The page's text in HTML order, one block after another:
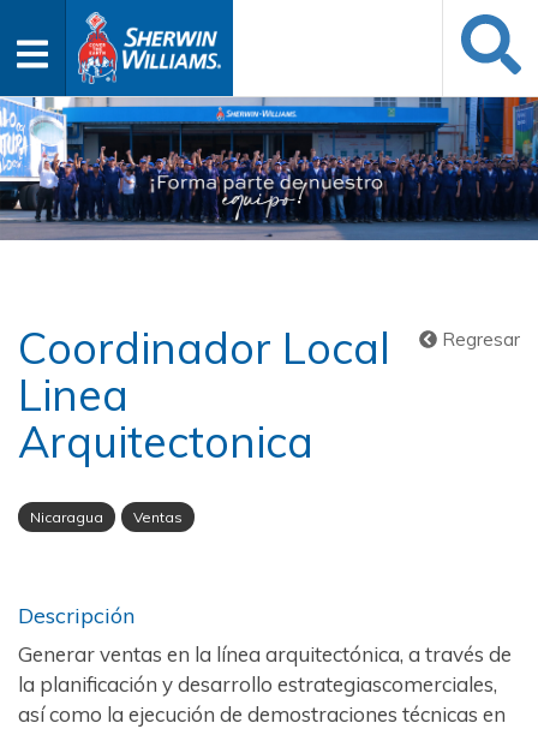
Coordinador Local
Linea
Arquitectonica
Regresar
Nicaragua Ventas
Descripción
Generar ventas en la línea arquitectónica, a través de
la planificación y desarrollo estrategiascomerciales,
así como la ejecución de demostraciones técnicas en